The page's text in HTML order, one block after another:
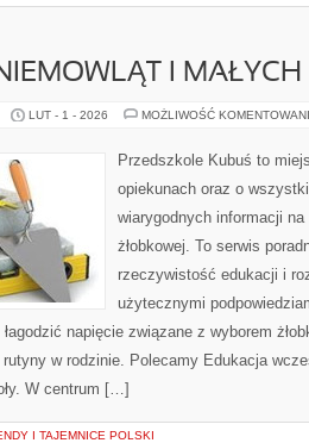
I MAŁYCH
LUT - 1 - 2026 MOŻLIWOŚĆ
Przedszkole Kubuś to
opiekunach oraz o
wiarygodnych informacji
żłobkowej. To serwis
rzeczywistość edukacji i
użytecznymi
napięcie związane z wyborem
w rodzinie. Polecamy Edukacja
W centrum […]
I TAJEMNICE POLSKI